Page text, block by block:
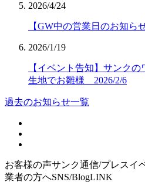
2026/4/24
【GW中の営業日のお知ら
2026/1/19
【イベント告知】サンク
生地でお雛様 2026/2/6
過去のお知らせ一覧
お客様の声サンク通信/プレスイ
業者の方へSNS/BlogLINK